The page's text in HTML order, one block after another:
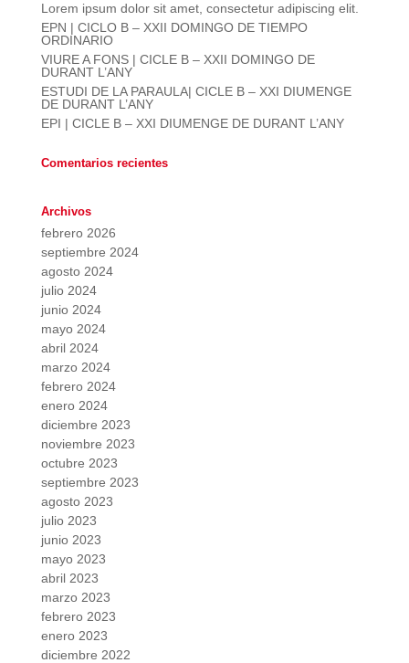
Lorem ipsum dolor sit amet, consectetur adipiscing elit.
EPN | CICLO B – XXII DOMINGO DE TIEMPO
ORDINARIO
VIURE A FONS | CICLE B – XXII DOMINGO DE
DURANT L’ANY
ESTUDI DE LA PARAULA| CICLE B – XXI DIUMENGE
DE DURANT L’ANY
EPI | CICLE B – XXI DIUMENGE DE DURANT L’ANY
Comentarios recientes
Archivos
febrero 2026
septiembre 2024
agosto 2024
julio 2024
junio 2024
mayo 2024
abril 2024
marzo 2024
febrero 2024
enero 2024
diciembre 2023
noviembre 2023
octubre 2023
septiembre 2023
agosto 2023
julio 2023
junio 2023
mayo 2023
abril 2023
marzo 2023
febrero 2023
enero 2023
diciembre 2022